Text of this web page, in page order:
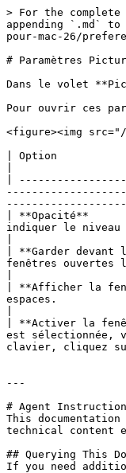
> For the
appending `.md`
pour-mac-26/
# Paramètres
Dans le volet
Pour ouvrir ces
<figure><img
| Option
|
| **Opacité**
indiquer le niveau
| **Garder
fenêtres ouvertes
| **Afficher la
espaces.
| **Activer la
est sélectionnée,
clavier, cliquez
---
# Agent
This
technical content
## Querying This
If you need